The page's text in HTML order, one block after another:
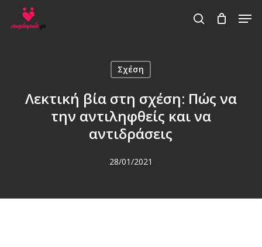
search
Σχέση
Λεκτική βία στη σχέση: Πώς να
την αντιληφθείς και να
αντιδράσεις
28/01/2021